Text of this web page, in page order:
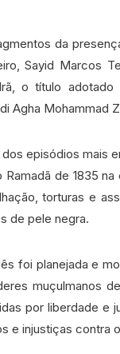
da
Sayid Marcos
o título
Agha Mohammad
episódios mais
de 1835
torturas e
de pele negra.
foi planejada e
muçulmanos
por liberdade e
e injustiças contra